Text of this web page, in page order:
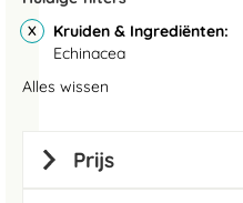
Kruiden & Ingrediënten
Echinacea
Alles wissen
Prijs